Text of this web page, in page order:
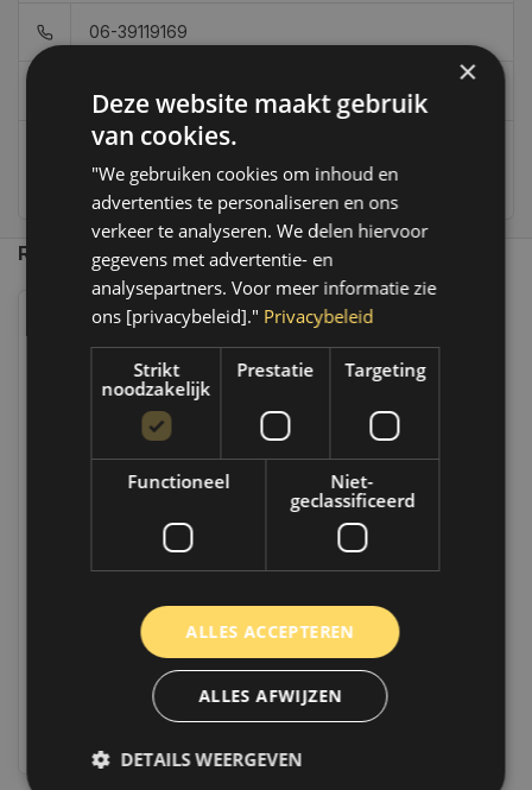
06-39119169
info@autoklusser.nl
customers give us a 9,4 at
Recent bekeken
Gecko All Purpose Cleaner | 750
Indien voorradig, verzending binnen 2 a
3 werkdagen. Boven de 50,- gratis
verzending. (NL & BE)
×
Deze website maakt gebruik
van cookies.
"We gebruiken cookies om inhoud en
advertenties te personaliseren en ons
verkeer te analyseren. We delen hiervoor
gegevens met advertentie- en
analysepartners. Voor meer informatie zie
ons [privacybeleid]." Privacybeleid
Strikt
noodzakelijk
Prestatie Targeting
Functioneel
Niet-
geclassificeerd
ALLES ACCEPTEREN
ALLES AFWIJZEN
DETAILS WEERGEVEN